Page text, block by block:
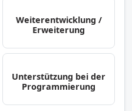
Weiterentwicklung /
Erweiterung
Unterstützung bei der
Programmierung